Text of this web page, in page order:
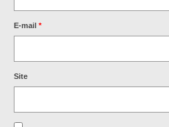
E-mail *
Site